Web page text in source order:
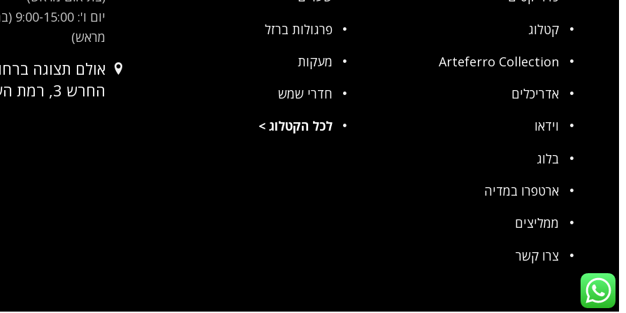
קטלוג
Arteferro Collection
אדריכלים
וידאו
בלוג
ארטפרו במדיה
ממליצים
צרו קשר
פרגולות ברזל
מעקות
חדרי שמש
לכל הקטלוג >
יום
מראש)
אולם תצוגה
החרש 3, רמת השרון